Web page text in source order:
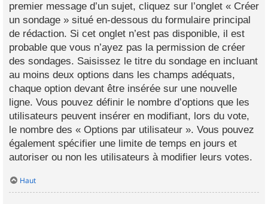
premier message d’un sujet, cliquez sur l’onglet « Créer
un sondage » situé en-dessous du formulaire principal
de rédaction. Si cet onglet n’est pas disponible, il est
probable que vous n’ayez pas la permission de créer
des sondages. Saisissez le titre du sondage en incluant
au moins deux options dans les champs adéquats,
chaque option devant être insérée sur une nouvelle
ligne. Vous pouvez définir le nombre d’options que les
utilisateurs peuvent insérer en modifiant, lors du vote,
le nombre des « Options par utilisateur ». Vous pouvez
également spécifier une limite de temps en jours et
autoriser ou non les utilisateurs à modifier leurs votes.
Haut